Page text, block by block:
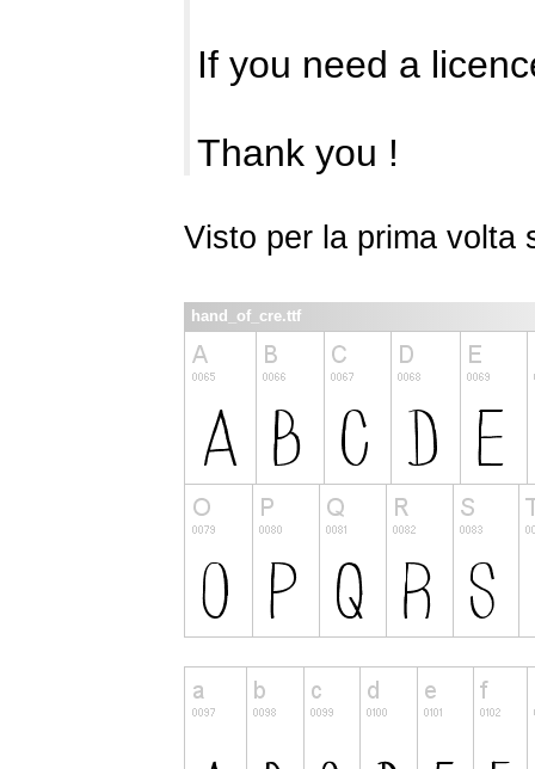
If you need a
Thank you !
Visto per la prima volta
hand_of_cre.ttf